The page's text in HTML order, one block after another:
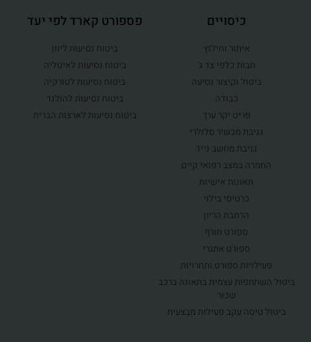
כיסויים
איתור וחילוץ
חבות כלפי צד ג'
ביטול וקיצור נסיעה
כבודה
פריט יקר ערך
גניבת מכשיר סלולרי
גניבת מחשב נייד
החמרה במצב רפואי קיים
תאונות אישיות
כרטיסי בילוי
הרחבת הריון
ספורט חורף
ספורט אתגרי
פעילויות ספורט ותחרויות
ביטול השתתפות עצמית בתאונה ברכב
שכור
ביטול טיסה עקב פעילות מבצעית
פספורט קארד לפי יעד
ביטוח נסיעות ליוון
ביטוח נסיעות לאיטליה
ביטוח נסיעות לטורקיה
ביטוח נסיעות להולנד
ביטוח נסיעות לארצות הברית